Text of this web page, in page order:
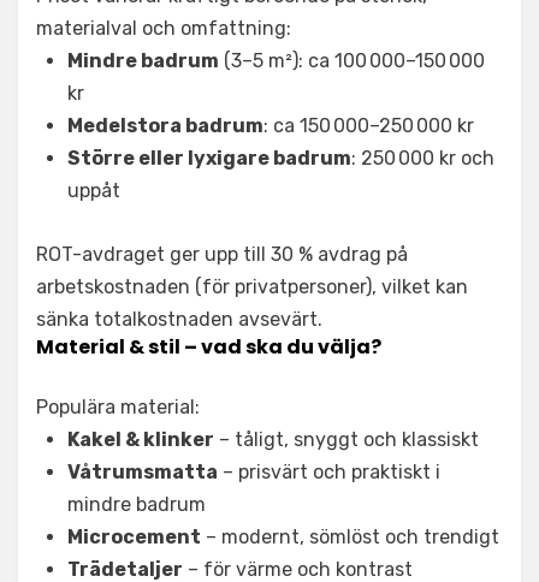
materialval och omfattning:
Mindre badrum (3–5 m²): ca 100 000–150 000
kr
Medelstora badrum: ca 150 000–250 000 kr
Större eller lyxigare badrum: 250 000 kr och
uppåt
ROT-avdraget ger upp till 30 % avdrag på
arbetskostnaden (för privatpersoner), vilket kan
sänka totalkostnaden avsevärt.
Material & stil – vad ska du välja?
Populära material:
Kakel & klinker – tåligt, snyggt och klassiskt
Våtrumsmatta – prisvärt och praktiskt i
mindre badrum
Microcement – modernt, sömlöst och trendigt
Trädetaljer – för värme och kontrast